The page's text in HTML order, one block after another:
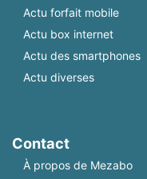
Actu forfait mobile
Actu box internet
Actu des smartphones
Actu diverses
Contact
À propos de Mezabo